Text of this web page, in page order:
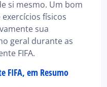
si mesmo. Um bom
físicos
sua
geral durante as
FIFA.
FIFA, em Resumo